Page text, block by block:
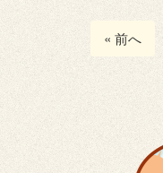
« 前へ